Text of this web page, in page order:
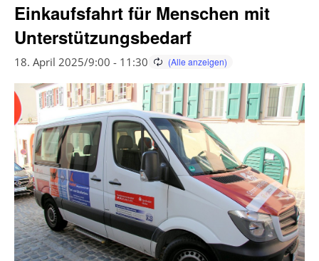
Einkaufsfahrt für Menschen mit
Unterstützungsbedarf
18. April 2025/9:00 - 11:30